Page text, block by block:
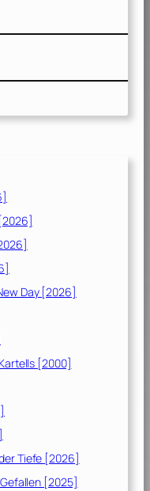
Day [2026]
[2000]
Tiefe [2026]
[2025]